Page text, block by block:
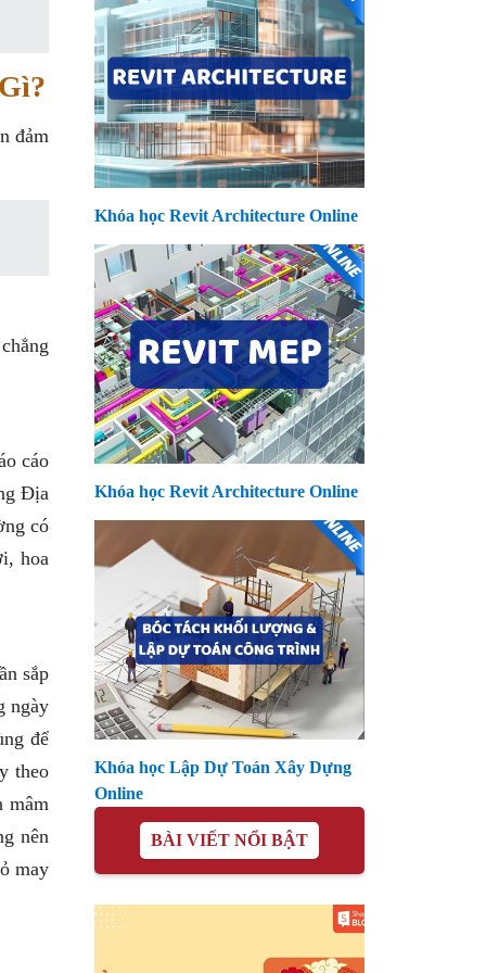
đảm
cáo
Địa
có
hoa
sắp
ngày
để
theo
mâm
nên
may
Khóa học Revit Architecture Online
Khóa học Revit Architecture Online
Khóa học Lập Dự Toán Xây Dựng
Online
BÀI VIẾT NỔI BẬT